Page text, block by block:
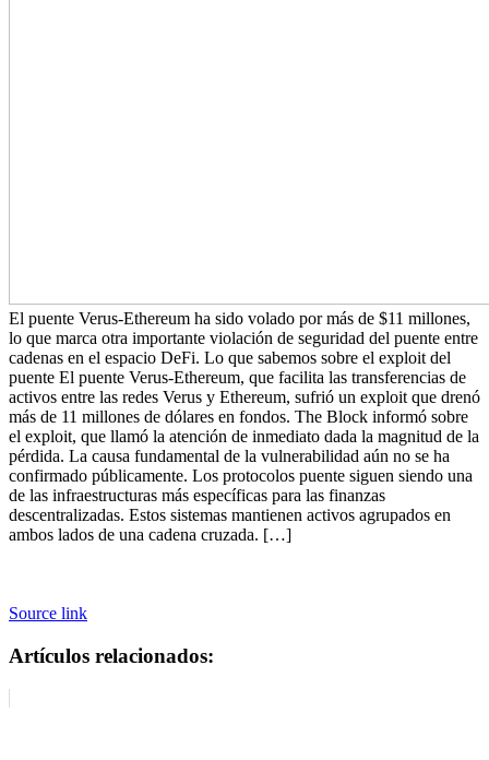
El puente Verus-Ethereum ha sido volado por más de $11 millones,
lo que marca otra importante violación de seguridad del puente entre
cadenas en el espacio DeFi. Lo que sabemos sobre el exploit del
puente El puente Verus-Ethereum, que facilita las transferencias de
activos entre las redes Verus y Ethereum, sufrió un exploit que drenó
más de 11 millones de dólares en fondos. The Block informó sobre
el exploit, que llamó la atención de inmediato dada la magnitud de la
pérdida. La causa fundamental de la vulnerabilidad aún no se ha
confirmado públicamente. Los protocolos puente siguen siendo una
de las infraestructuras más específicas para las finanzas
descentralizadas. Estos sistemas mantienen activos agrupados en
ambos lados de una cadena cruzada. […]
Source link
Artículos relacionados: